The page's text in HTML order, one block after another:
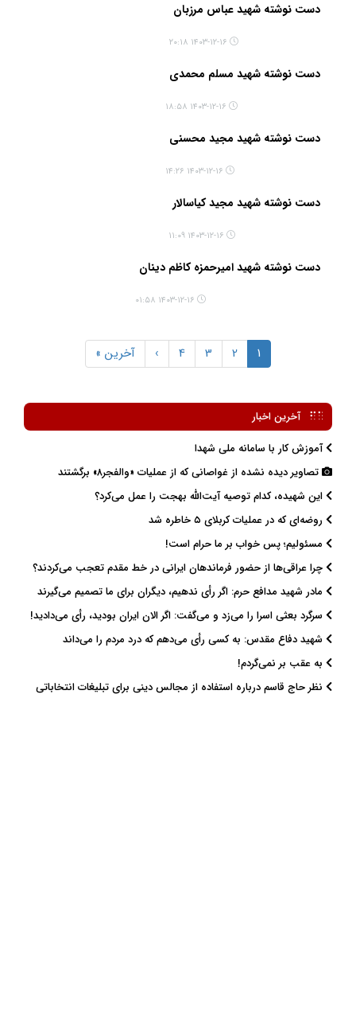
دست نوشته شهید عباس مرزبان
دست نوشته شهید مسلم محمدی
دست نوشته شهید مجید محسنی
دست نوشته شهید مجید کیاسالار
دست نوشته شهید امیرحمزه کاظم دینان
Pagination
صفحه
جاری
1
Page
2
Page
3
Page
4
Next
page
›
Last
page
آخرین »
آخرین اخبار
آموزش کار با سامانه ملی شهدا
تصاویر دیده نشده از غواصانی که از عملیات «والفجر۸» برگشتند
این شهیده، کدام توصیه آیت‌الله بهجت را عمل می‌کرد؟
روضه‌ای که در عملیات کربلای ۵ خاطره شد
مسئولیم؛ پس خواب بر ما حرام است!
چرا عراقی‌ها از حضور فرماندهان ایرانی در خط مقدم تعجب می‌کردند؟
مادر شهید مدافع حرم: اگر رأی ندهیم، دیگران برای ما تصمیم می‌گیرند
سرگرد بعثی اسرا را می‌زد و می‌گفت: اگر الان ایران بودید، رأی می‌دادید!
شهید دفاع مقدس: به کسی رأی می‌دهم که درد مردم را می‌داند
به عقب بر نمی‌گردم!
نظر حاج قاسم درباره استفاده از مجالس دینی برای تبلیغات انتخاباتی